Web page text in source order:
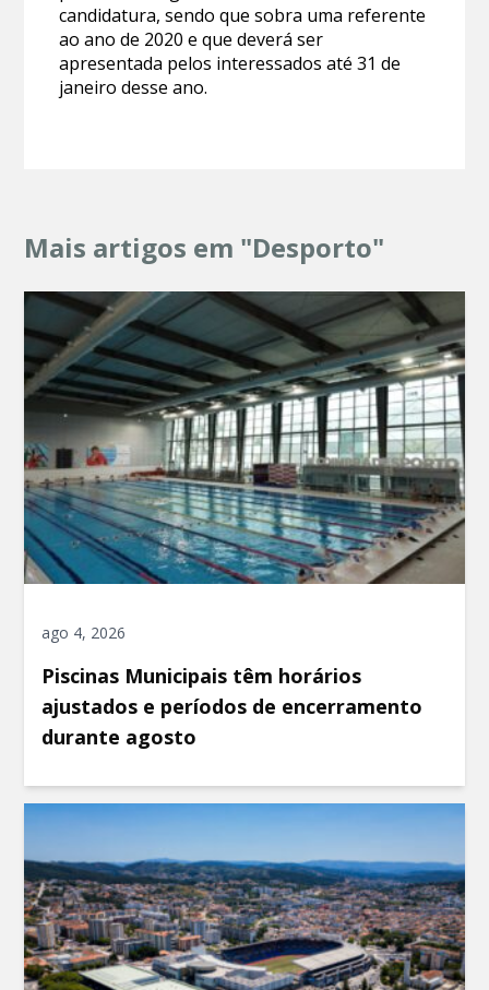
candidatura, sendo que sobra uma referente
ao ano de 2020 e que deverá ser
apresentada pelos interessados até 31 de
janeiro desse ano.
Mais artigos em "Desporto"
ago 4, 2026
Piscinas Municipais têm horários
ajustados e períodos de encerramento
durante agosto